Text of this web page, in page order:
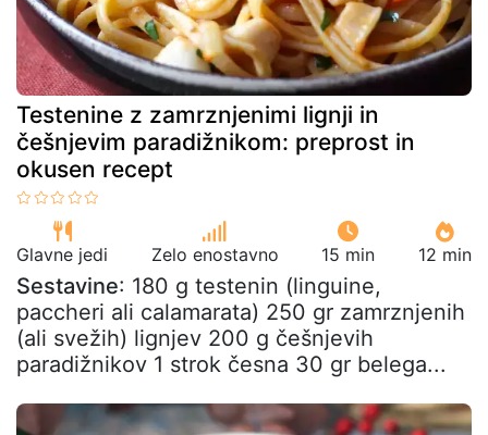
Testenine z zamrznjenimi lignji in
češnjevim paradižnikom: preprost in
okusen recept
Glavne jedi Zelo enostavno 15 min 12 min
Sestavine: 180 g testenin (linguine,
paccheri ali calamarata) 250 gr zamrznjenih
(ali svežih) lignjev 200 g češnjevih
paradižnikov 1 strok česna 30 gr belega...